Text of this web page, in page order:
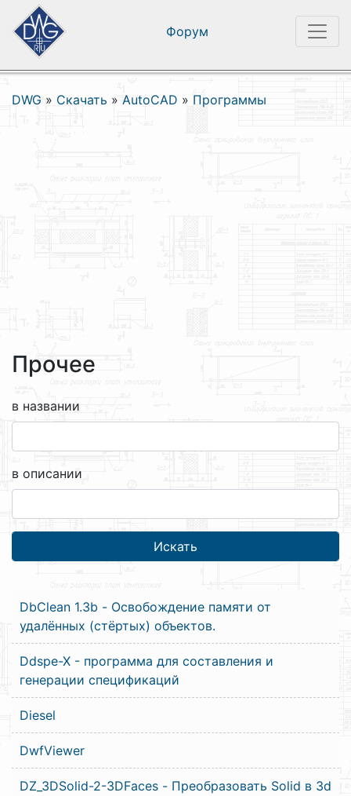
Форум
DWG » Скачать » AutoCAD » Программы
Прочее
в названии
в описании
DbClean 1.3b - Освобождение памяти от
удалённых (стёртых) объектов.
Ddspe-X - программа для составления и
генерации спецификаций
Diesel
DwfViewer
DZ_3DSolid-2-3DFaces - Преобразовать Solid в 3d